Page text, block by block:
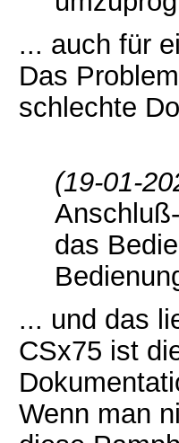
... auch für
Das
schlechte
(19-01-
das
... und das
CSx75 ist
Wenn man